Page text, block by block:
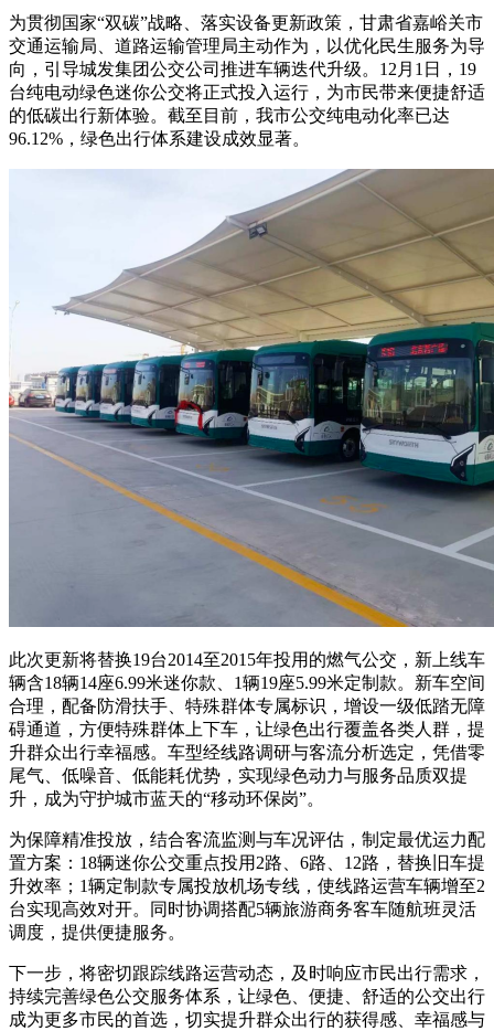
为贯彻国家“双碳”战略、落实设备更新政策，甘肃省嘉峪关市
交通运输局、道路运输管理局主动作为，以优化民生服务为导
向，引导城发集团公交公司推进车辆迭代升级。12月1日，19
台纯电动绿色迷你公交将正式投入运行，为市民带来便捷舒适
的低碳出行新体验。截至目前，我市公交纯电动化率已达
96.12%，绿色出行体系建设成效显著。
此次更新将替换19台2014至2015年投用的燃气公交，新上线车
辆含18辆14座6.99米迷你款、1辆19座5.99米定制款。新车空间
合理，配备防滑扶手、特殊群体专属标识，增设一级低踏无障
碍通道，方便特殊群体上下车，让绿色出行覆盖各类人群，提
升群众出行幸福感。车型经线路调研与客流分析选定，凭借零
尾气、低噪音、低能耗优势，实现绿色动力与服务品质双提
升，成为守护城市蓝天的“移动环保岗”。
为保障精准投放，结合客流监测与车况评估，制定最优运力配
置方案：18辆迷你公交重点投用2路、6路、12路，替换旧车提
升效率；1辆定制款专属投放机场专线，使线路运营车辆增至2
台实现高效对开。同时协调搭配5辆旅游商务客车随航班灵活
调度，提供便捷服务。
下一步，将密切跟踪线路运营动态，及时响应市民出行需求，
持续完善绿色公交服务体系，让绿色、便捷、舒适的公交出行
成为更多市民的首选，切实提升群众出行的获得感、幸福感与